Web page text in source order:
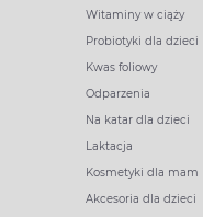
Witaminy w ciąży
Probiotyki dla dzieci
Kwas foliowy
Odparzenia
Na katar dla dzieci
Laktacja
Kosmetyki dla mam
Akcesoria dla dzieci